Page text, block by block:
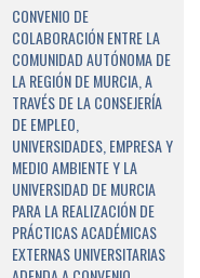
CONVENIO DE
COLABORACIÓN ENTRE LA
COMUNIDAD AUTÓNOMA DE
LA REGIÓN DE MURCIA, A
TRAVÉS DE LA CONSEJERÍA
DE EMPLEO,
UNIVERSIDADES, EMPRESA Y
MEDIO AMBIENTE Y LA
UNIVERSIDAD DE MURCIA
PARA LA REALIZACIÓN DE
PRÁCTICAS ACADÉMICAS
EXTERNAS UNIVERSITARIAS